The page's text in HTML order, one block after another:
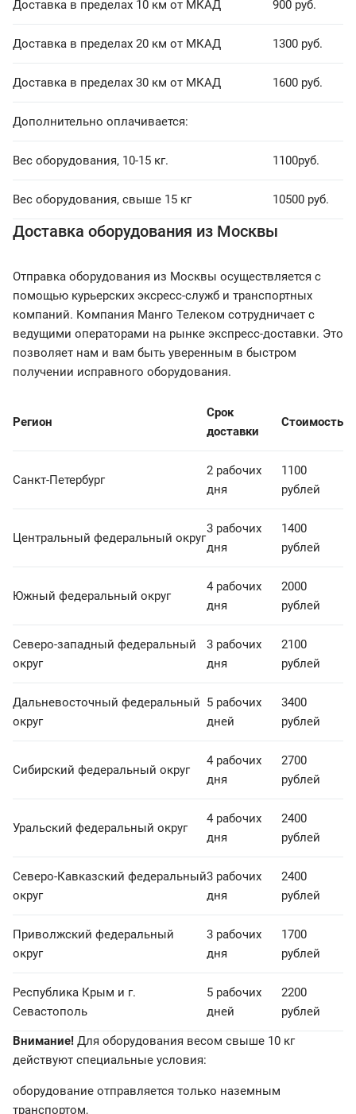
Доставка в пределах 10 км от МКАД 900 руб.
Доставка в пределах 20 км от МКАД 1300 руб.
Доставка в пределах 30 км от МКАД 1600 руб.
Дополнительно оплачивается:
Вес оборудования, 10-15 кг. 1100руб.
Вес оборудования, свыше 15 кг 10500 руб.
Доставка оборудования из Москвы
Отправка оборудования из Москвы осуществляется с
помощью курьерских эксресс-служб и транспортных
компаний. Компания Манго Телеком сотрудничает с
ведущими операторами на рынке экспресс-доставки. Это
позволяет нам и вам быть уверенным в быстром
получении исправного оборудования.
Регион
Срок
доставки
Стоимость
Санкт-Петербург
2 рабочих
дня
1100
рублей
Центральный федеральный округ
3 рабочих
дня
1400
рублей
Южный федеральный округ
4 рабочих
дня
2000
рублей
Северо-западный федеральный
округ
3 рабочих
дня
2100
рублей
Дальневосточный федеральный
округ
5 рабочих
дней
3400
рублей
Сибирский федеральный округ
4 рабочих
дня
2700
рублей
Уральский федеральный округ
4 рабочих
дня
2400
рублей
Северо-Кавказский федеральный
округ
3 рабочих
дня
2400
рублей
Приволжский федеральный
округ
3 рабочих
дня
1700
рублей
Республика Крым и г.
Севастополь
5 рабочих
дней
2200
рублей
Внимание! Для оборудования весом свыше 10 кг
действуют специальные условия:
оборудование отправляется только наземным
транспортом,